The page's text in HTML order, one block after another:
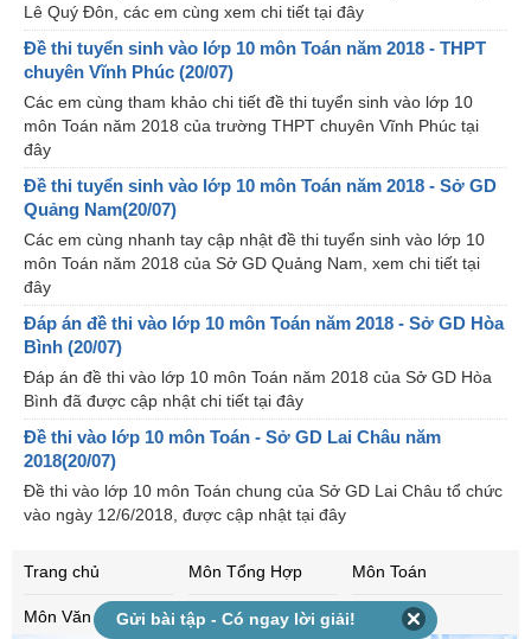
Lê Quý Đôn, các em cùng xem chi tiết tại đây
Đề thi tuyển sinh vào lớp 10 môn Toán năm 2018 - THPT
chuyên Vĩnh Phúc (20/07)
Các em cùng tham khảo chi tiết đề thi tuyển sinh vào lớp 10
môn Toán năm 2018 của trường THPT chuyên Vĩnh Phúc tại
đây
Đề thi tuyển sinh vào lớp 10 môn Toán năm 2018 - Sở GD
Quảng Nam(20/07)
Các em cùng nhanh tay cập nhật đề thi tuyển sinh vào lớp 10
môn Toán năm 2018 của Sở GD Quảng Nam, xem chi tiết tại
đây
Đáp án đề thi vào lớp 10 môn Toán năm 2018 - Sở GD Hòa
Bình (20/07)
Đáp án đề thi vào lớp 10 môn Toán năm 2018 của Sở GD Hòa
Bình đã được cập nhật chi tiết tại đây
Đề thi vào lớp 10 môn Toán - Sở GD Lai Châu năm
2018(20/07)
Đề thi vào lớp 10 môn Toán chung của Sở GD Lai Châu tổ chức
vào ngày 12/6/2018, được cập nhật tại đây
Trang chủ Môn Tổng Hợp Môn Toán
Môn Văn Môn Anh Môn Vật lí
Gửi bài tập - Có ngay lời giải!